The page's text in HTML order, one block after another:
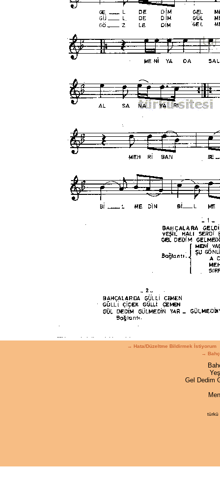
→ Hata/Düzeltme Bildirmek İstiyorum
→
Gel Dedim
türkü